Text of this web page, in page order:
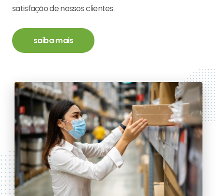
satisfação de nossos clientes.
saiba mais